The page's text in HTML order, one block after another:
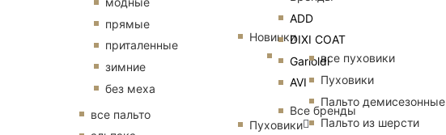
ADD
DIXI COAT
Garioldi
AVI
Все бренды
прямые
приталенные
зимние
без меха
все пальто
Новинки
Пуховики
все пуховики
Пуховики
Пальто демисезонные
Пальто из шерсти